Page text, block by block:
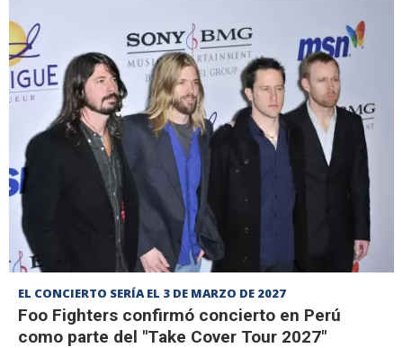
EL CONCIERTO SERÍA EL 3 DE MARZO DE 2027
Foo Fighters confirmó concierto en Perú
como parte del "Take Cover Tour 2027"